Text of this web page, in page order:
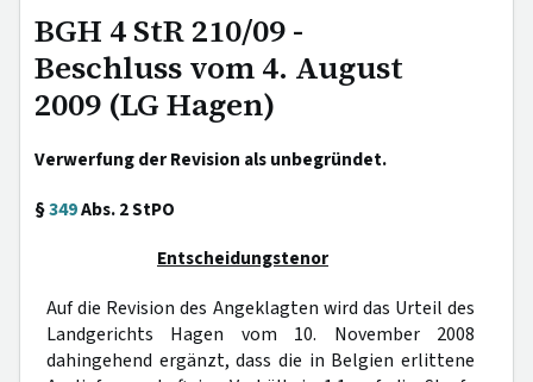
BGH 4 StR 210/09 -
Beschluss vom 4. August
2009 (LG Hagen)
Verwerfung der Revision als unbegründet.
§349Abs. 2 StPO
Entscheidungstenor
Auf die Revision des Angeklagten wird das Urteil des
Landgerichts Hagen vom 10. November 2008
dahingehend ergänzt, dass die in Belgien erlittene